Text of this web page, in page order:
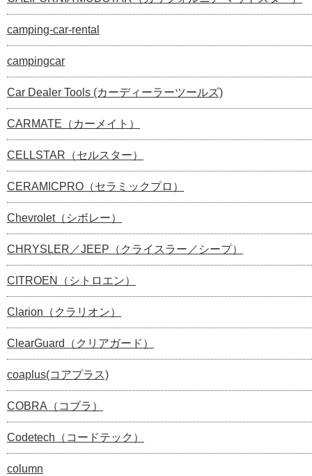
camping-car-rental
campingcar
Car Dealer Tools (カーディーラーツールズ)
CARMATE（カーメイト）
CELLSTAR（セルスター）
CERAMICPRO（セラミックプロ）
Chevrolet（シボレー）
CHRYSLER／JEEP（クライスラー／シープ）
CITROEN（シトロエン）
Clarion（クラリオン）
ClearGuard（クリアガード）
coaplus(コアプラス)
COBRA（コブラ）
Codetech（コードテック）
column